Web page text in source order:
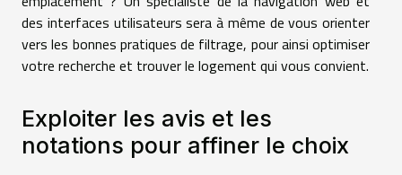
des interfaces utilisateurs sera à même de vous orienter
vers les bonnes pratiques de filtrage, pour ainsi optimiser
votre recherche et trouver le logement qui vous convient.
Exploiter les avis et les
notations pour affiner le choix